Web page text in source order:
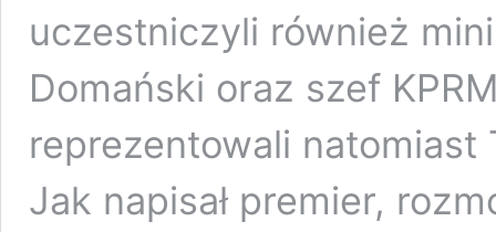
uczestniczyli również
Domański oraz szef
reprezentowali natomiast
Jak napisał premier,